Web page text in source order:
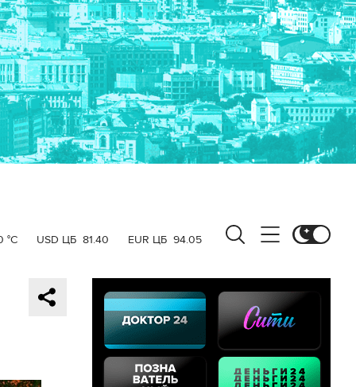
°C USD ЦБ 81.40 EUR ЦБ 94.05